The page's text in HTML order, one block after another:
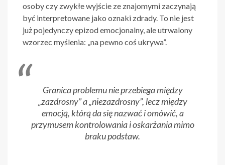
osoby czy zwykłe wyjście ze znajomymi zaczynają
być interpretowane jako oznaki zdrady. To nie jest
już pojedynczy epizod emocjonalny, ale utrwalony
wzorzec myślenia: „na pewno coś ukrywa”.
Granica problemu nie przebiega między
„zazdrosny” a „niezazdrosny”, lecz między
emocją, którą da się nazwać i omówić, a
przymusem kontrolowania i oskarżania mimo
braku podstaw.